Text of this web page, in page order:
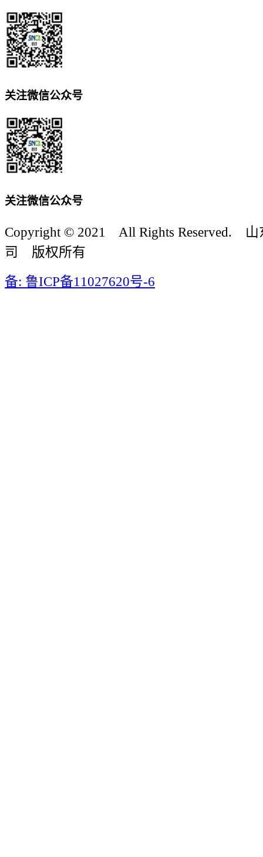
关注微信公众号
关注微信公众号
Copyright © 2021 All Rights Reserved. 山
司 版权所有
备: 鲁ICP备11027620号-6